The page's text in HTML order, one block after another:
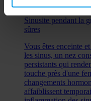
Sinusite pendant la
sûres
Vous êtes enceinte
les sinus, un nez
persistants qui
touche près d'une
changements
affaiblissent